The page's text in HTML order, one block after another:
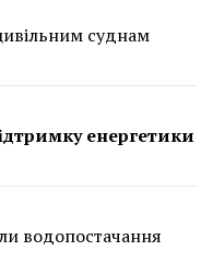
суднам
енергетики
водопостачання